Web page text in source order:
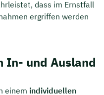
dass im Ernstfall
ergriffen werden
In- und Ausland
einem individuellen